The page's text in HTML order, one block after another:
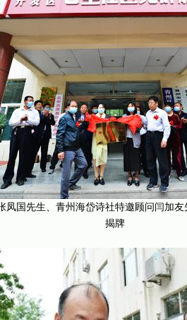
凤国先生、青州海岱诗社特邀顾问闫加
揭牌